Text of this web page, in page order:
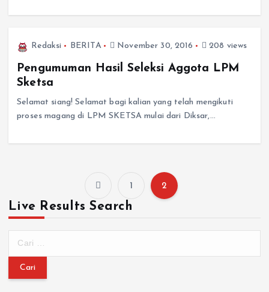
Redaksi BERITA November 30, 2016 208 views
Pengumuman Hasil Seleksi Aggota LPM
Sketsa
Selamat siang! Selamat bagi kalian yang telah mengikuti
proses magang di LPM SKETSA mulai dari Diksar,…
1 2
Live Results Search